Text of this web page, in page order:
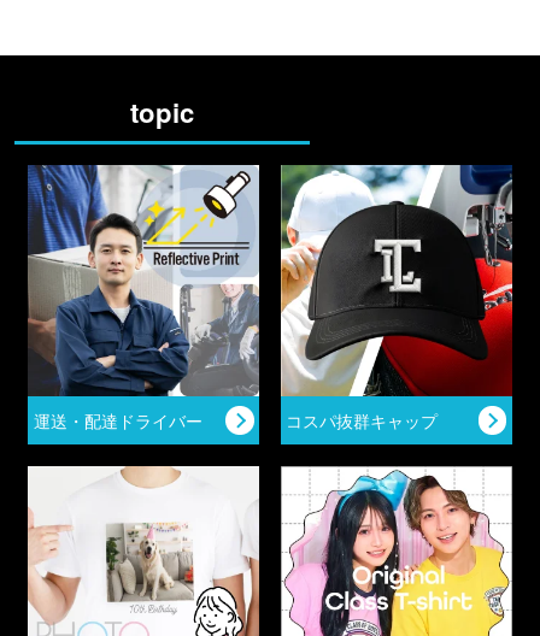
topic
運送・配達ドライバー コスパ抜群キャップ